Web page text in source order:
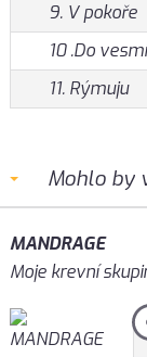
9. V pokoře
10 .Do
11. Rýmuju
Mohlo by
MANDRAGE
Moje krevní